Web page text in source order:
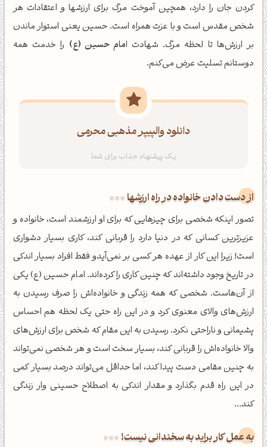
کردن جان را دارد، همچین آموخت مرگ برای ارزشها و اعتقادات هر
شخص مقدس است و با عزت همراه است. حسین یعنی استوار ماندن
بر ارزش‌ها تا لحظه مرگ. شهادت امام حسین (ع) را خدمت همه
دوستانم تسلیت عرض می‌کنم.
دانلود والپیپر مذهبی محرمی
از دست دادن خانواده در راه ارزشها
تصور اینکه شخصی برای چیزهایی که برای او ارزشمند است، خانواده و
عزیزترین کسانی که در دنیا دارد را قربانی کند، کاری بسیار دشواری
است! زیرا این کار از عهده هر کسی بر نمی‌آیدو فقط افراد بسیار اندکی
در تاریخ وجود داشته‌اند که چنین کاری را کرده‌اند. امام حسین (ع) یکی
از آن‌هاست. شخصی که همه زندگی و خانواده‌اش را صرف رسیدن به
ارزش‌های والای معنوی کرد و در این راه حتی یک لحظه هم احساس
پشیمانی و ناراحتی نکرد. رسیدن به این مقام که شخص برای ارزش‌های
والا خانواده‌اش را قربانی کند، بسیار سخت است و هر شخصی نمی‌تواند
به چنین مقامی دست پیدا کند، اما حداقل می‌تواند درصد بسیار کمی
در این راه قدم بگذارد و مقدار اندکی به اصطلاح حسینی وار زندگی
کند...
به عمل کار براید به سخندانی نیست!